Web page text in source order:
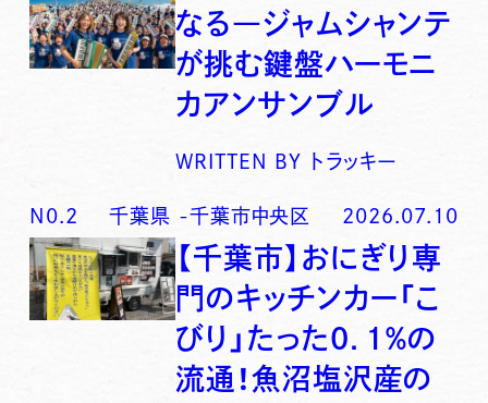
なる―ジャムシャンテ
が挑む鍵盤ハーモニ
カアンサンブル
WRITTEN BY トラッキー
N0. 2 千葉県 -千葉市中央区 2026.07.10
【千葉市】おにぎり専
門のキッチンカー「こ
びり」たった0．1％の
流通！魚沼塩沢産の